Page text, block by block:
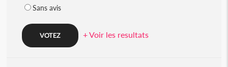
Sans avis
+ Voir les resultats